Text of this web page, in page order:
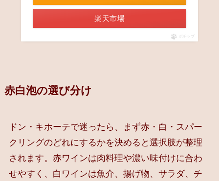
楽天市場
ポチップ
赤白泡の選び分け
ドン・キホーテで迷ったら、まず赤・白・スパー
クリングのどれにするかを決めると選択肢が整理
されます。赤ワインは肉料理や濃い味付けに合わ
せやすく、白ワインは魚介、揚げ物、サラダ、チ